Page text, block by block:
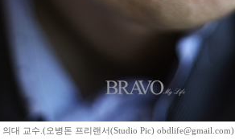
대 교수.(오병돈 프리랜서(Studio Pic) obdlife@gmail.com)